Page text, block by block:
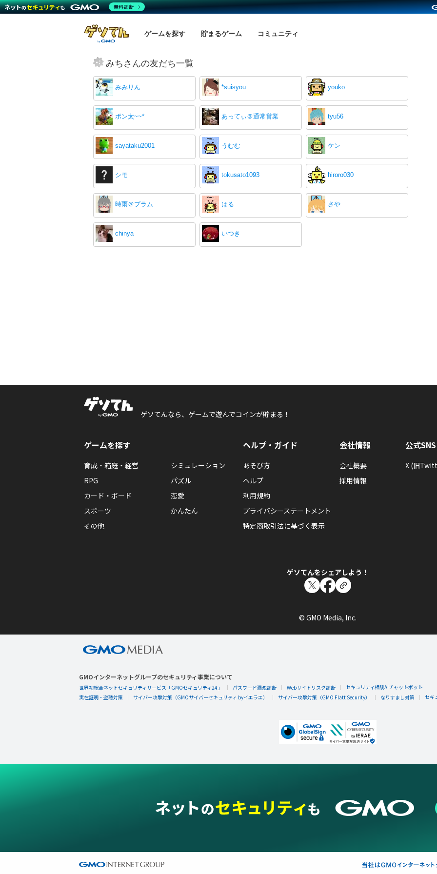
ゲームを探す 貯まるゲーム コミュニティ
みちさんの友だち一覧
みみりん *suisyou youko
ポン太~~* あってぃ＠通常営業 tyu56
sayataku2001 うむむ ケン
シモ tokusato1093 hiroro030
時雨＠プラム はる さや
chinya いつき
ゲソてんなら、ゲームで遊んでコインが貯まる！
ゲームを探す
育成・箱庭・経営
シミュレーション
RPG
パズル
カード・ボード
恋愛
スポーツ
かんたん
その他
ヘルプ・ガイド
あそび方
ヘルプ
利用規約
プライバシーステートメント
特定商取引法に基づく表示
会社情報
会社概要
採用情報
公式SNS
X (旧
ゲソてんをシェアしよう！
© GMO Media, Inc.
GMOインターネットグループのセキュリティ事業について
世界初総合ネットセキュリティサービス「GMOセキュリティ24」 パスワード漏洩診断 Webサイトリスク診断
セキュリティ相談AIチャットボット
実在証明・盗聴対策
サイバー攻撃対策（GMOサイバーセキュリティ byイエラエ） サイバー攻撃対策（GMO Flatt Security） なりすまし対策 セキ
無料診断